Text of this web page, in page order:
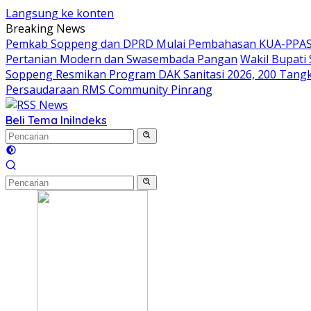
Langsung ke konten
Breaking News
Pemkab Soppeng dan DPRD Mulai Pembahasan KUA-
Pertanian Modern dan Swasembada Pangan Wakil Bupati
Soppeng Resmikan Program DAK Sanitasi 2026, 200
Persaudaraan RMS Community Pinrang
Beli Tema IniIndeks